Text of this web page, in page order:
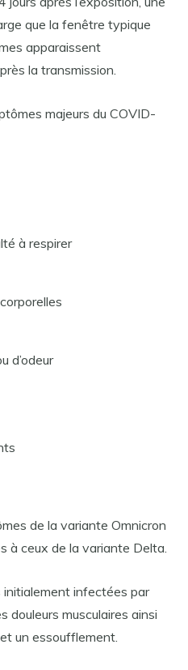
que la fenêtre typique
apparaissent
la transmission.
majeurs du COVID-
à respirer
d’odeur
de la variante Omnicron
à ceux de la variante Delta.
initialement infectées par
musculaires ainsi
un essoufflement.